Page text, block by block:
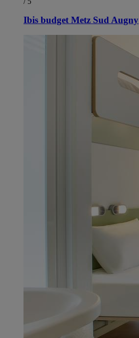
Ibis budget Metz Sud Augny